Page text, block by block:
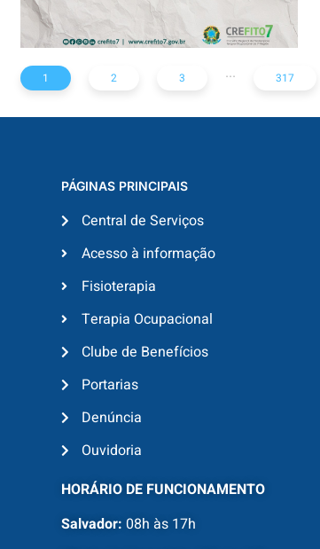
1 2 3 ... 317
PÁGINAS PRINCIPAIS
Central de Serviços
Acesso à informação
Fisioterapia
Terapia Ocupacional
Clube de Benefícios
Portarias
Denúncia
Ouvidoria
HORÁRIO DE FUNCIONAMENTO
Salvador: 08h às 17h